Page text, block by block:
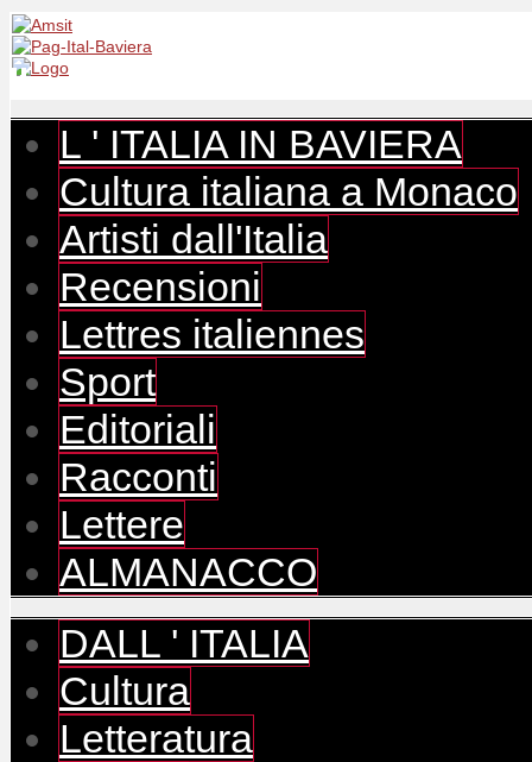
L ' ITALIA IN BAVIERA
Cultura italiana a Monaco
Artisti dall'Italia
Recensioni
Lettres italiennes
Sport
Editoriali
Racconti
Lettere
ALMANACCO
DALL ' ITALIA
Cultura
Letteratura